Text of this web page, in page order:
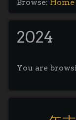
Browse: Home
2024
You are